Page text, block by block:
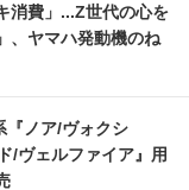
消費」...Z世代の心を
、ヤマハ発動機のね
『ノア/ヴォクシ
/ヴェルファイア』用